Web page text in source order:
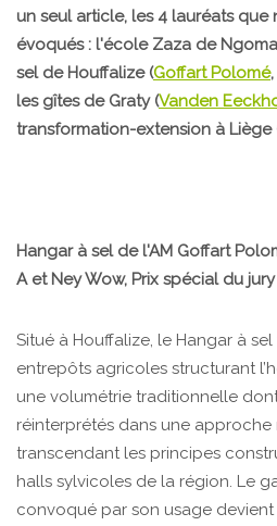
un seul article, les 4 lauréats
évoqués : l'école Zaza de
sel de Houffalize (Goffart Polomé,
les gîtes de Graty (Vanden
transformation-extension à Liège
Hangar à sel de l'AM Goffart
A et Ney Wow, Prix spécial du jury
Situé à Houffalize, le Hangar à
entrepôts agricoles structurant
une volumétrie traditionnelle
réinterprétés dans une approche
transcendant les principes
halls sylvicoles de la région. Le
convoqué par son usage